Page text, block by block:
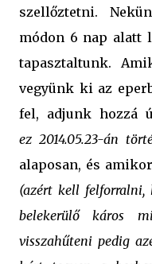
szellőztetni.
módon 6 nap alatt
tapasztaltunk.
vegyünk ki az
fel, adjunk hozzá
ez2014.05.23-án
alaposan, és
(azért kell felforralni,
belekerülő káros
visszahűteni pedig